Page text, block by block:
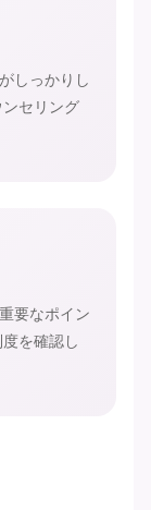
しっかりし
セリング
要なポイン
を確認し